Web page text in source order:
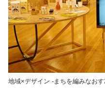
地域×デザイン -まちを編みなお